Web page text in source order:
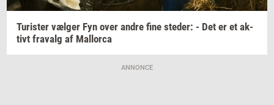
Turi­ster væl­ger Fyn over andre fine ste­der: - Det er et ak­
tivt fra­valg af Mall­orca
ANNONCE